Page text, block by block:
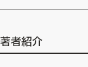
著者紹介